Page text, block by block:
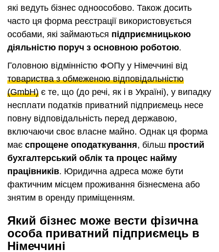
які ведуть бізнес одноособово. Також досить
часто ця форма реєстрації використовується
особами, які займаються підприємницькою
діяльністю поруч з основною роботою.
Головною відмінністю ФОПу у Німеччині від
товариства з обмеженою відповідальністю
(GmbH) є те, що (до речі, як і в Україні), у випадку
несплати податків приватний підприємець несе
повну відповідальність перед державою,
включаючи своє власне майно. Однак ця форма
має спрощене оподаткування, більш простий
бухгалтерський облік та процес найму
працівників. Юридична адреса може бути
фактичним місцем проживання бізнесмена або
знятим в оренду приміщенням.
Який бізнес може вести фізична
особа приватний підприємець в
Німеччині